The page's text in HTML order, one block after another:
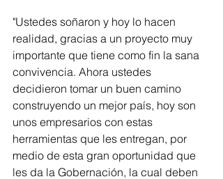
"Ustedes soñaron y hoy lo hacen
realidad, gracias a un proyecto muy
importante que tiene como fin la sana
convivencia. Ahora ustedes
decidieron tomar un buen camino
construyendo un mejor país, hoy son
unos empresarios con estas
herramientas que les entregan, por
medio de esta gran oportunidad que
les da la Gobernación, la cual deben